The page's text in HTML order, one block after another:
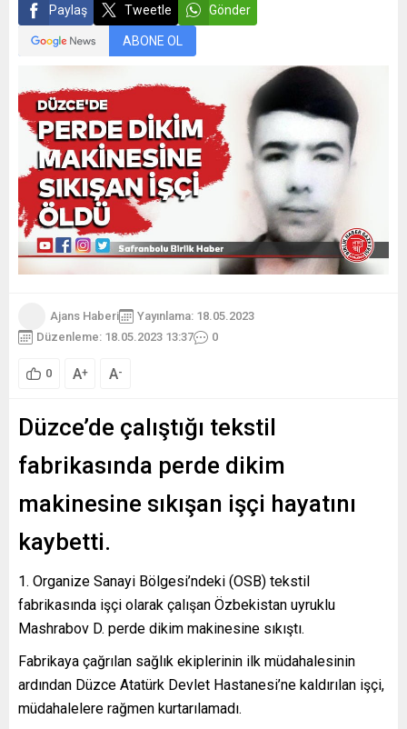
Paylaş Tweetle Gönder
ABONE OL
Ajans Haberi
Yayınlama: 18.05.2023
Düzenleme: 18.05.2023 13:37
0
0 A+ A-
Düzce’de çalıştığı tekstil
fabrikasında perde dikim
makinesine sıkışan işçi hayatını
kaybetti.
1. Organize Sanayi Bölgesi’ndeki (OSB) tekstil
fabrikasında işçi olarak çalışan Özbekistan uyruklu
Mashrabov D. perde dikim makinesine sıkıştı.
Fabrikaya çağrılan sağlık ekiplerinin ilk müdahalesinin
ardından Düzce Atatürk Devlet Hastanesi’ne kaldırılan işçi,
müdahalelere rağmen kurtarılamadı.